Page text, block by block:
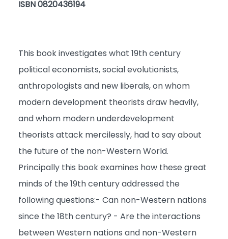
ISBN 0820436194
This book investigates what 19th century
political economists, social evolutionists,
anthropologists and new liberals, on whom
modern development theorists draw heavily,
and whom modern underdevelopment
theorists attack mercilessly, had to say about
the future of the non-Western World.
Principally this book examines how these great
minds of the 19th century addressed the
following questions:- Can non-Western nations
since the 18th century? - Are the interactions
between Western nations and non-Western